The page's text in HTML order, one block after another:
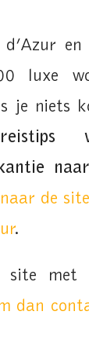
d’Azur
luxe
je niets
reistips
naar de
.
met
dan